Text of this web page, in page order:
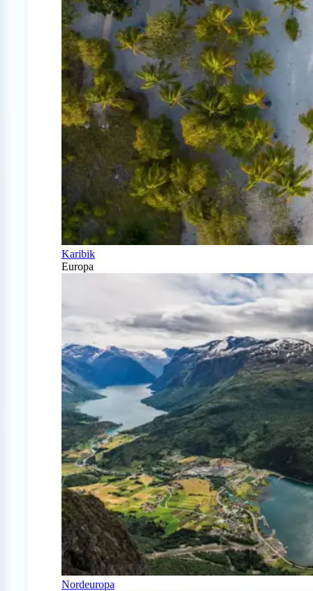
Karibik
Europa
Nordeuropa